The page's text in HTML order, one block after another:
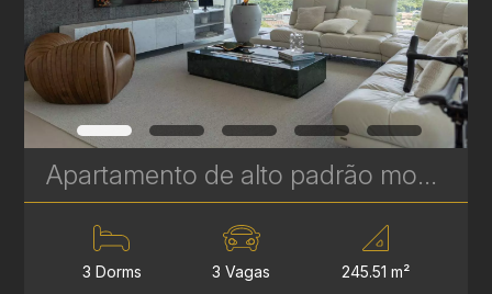
Apartamento de alto padrão mobiliado e decorado com 3 quartos (suítes) e vista para o Parque Barigui – Ecoville, Curitiba - 245 m² | Ref 425
3 Dorms 3 Vagas 245.51 m²